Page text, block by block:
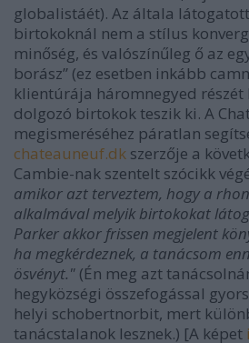
globalistáét). Az általa
birtokoknál nem a stílus
minőség, és valószínűleg ő az
borász” (ez esetben inkább
klientúrája háromnegyed
dolgozó birtokok teszik ki. A
megismeréséhez páratlan
chateauneuf.dk szerzője a
Cambie-nak szentelt szócikk
amikor azt terveztem, hogy a
alkalmával melyik birtokokat
Parker akkor frissen megjelent
ha megkérdeznek, a tanácsom
ösvényt." (Én meg azt
hegyközségi összefogással
helyi schobertnorbit, mert
tanácstalanok lesznek.) [A képet